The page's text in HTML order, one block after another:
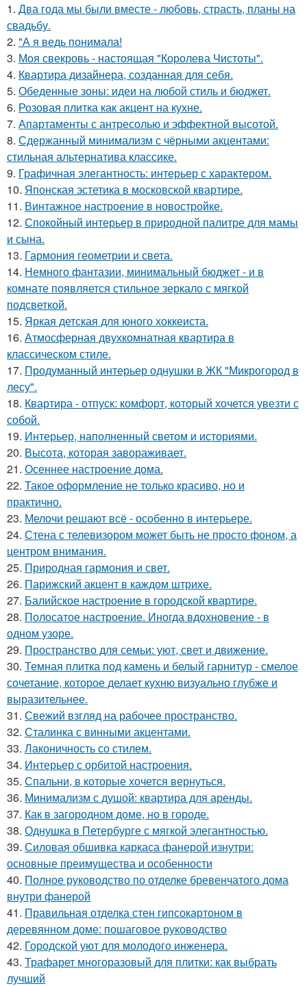
1. Два года мы были вместе - любовь, страсть, планы на
свадьбу.
2. "А я ведь понимала!
3. Моя свекровь - настоящая "Королева Чистоты".
4. Квартира дизайнера, созданная для себя.
5. Обеденные зоны: идеи на любой стиль и бюджет.
6. Розовая плитка как акцент на кухне.
7. Апартаменты с антресолью и эффектной высотой.
8. Сдержанный минимализм с чёрными акцентами:
стильная альтернатива классике.
9. Графичная элегантность: интерьер с характером.
10. Японская эстетика в московской квартире.
11. Винтажное настроение в новостройке.
12. Спокойный интерьер в природной палитре для мамы
и сына.
13. Гармония геометрии и света.
14. Немного фантазии, минимальный бюджет - и в
комнате появляется стильное зеркало с мягкой
подсветкой.
15. Яркая детская для юного хоккеиста.
16. Атмосферная двухкомнатная квартира в
классическом стиле.
17. Продуманный интерьер однушки в ЖК "Микрогород в
лесу".
18. Квартира - отпуск: комфорт, который хочется увезти с
собой.
19. Интерьер, наполненный светом и историями.
20. Высота, которая завораживает.
21. Осеннее настроение дома.
22. Такое оформление не только красиво, но и
практично.
23. Мелочи решают всё - особенно в интерьере.
24. Стена с телевизором может быть не просто фоном, а
центром внимания.
25. Природная гармония и свет.
26. Парижский акцент в каждом штрихе.
27. Балийское настроение в городской квартире.
28. Полосатое настроение. Иногда вдохновение - в
одном узоре.
29. Пространство для семьи: уют, свет и движение.
30. Темная плитка под камень и белый гарнитур - смелое
сочетание, которое делает кухню визуально глубже и
выразительнее.
31. Свежий взгляд на рабочее пространство.
32. Сталинка с винными акцентами.
33. Лаконичность со стилем.
34. Интерьер с орбитой настроения.
35. Спальни, в которые хочется вернуться.
36. Минимализм с душой: квартира для аренды.
37. Как в загородном доме, но в городе.
38. Однушка в Петербурге с мягкой элегантностью.
39. Силовая обшивка каркаса фанерой изнутри:
основные преимущества и особенности
40. Полное руководство по отделке бревенчатого дома
внутри фанерой
41. Правильная отделка стен гипсокартоном в
деревянном доме: пошаговое руководство
42. Городской уют для молодого инженера.
43. Трафарет многоразовый для плитки: как выбрать
лучший